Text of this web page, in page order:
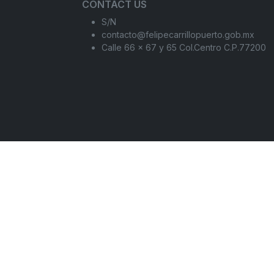
CONTACT US
S/N
contacto@felipecarrillopuerto.gob.mx
Calle 66 x 67 y 65 Col.Centro C.P.77200